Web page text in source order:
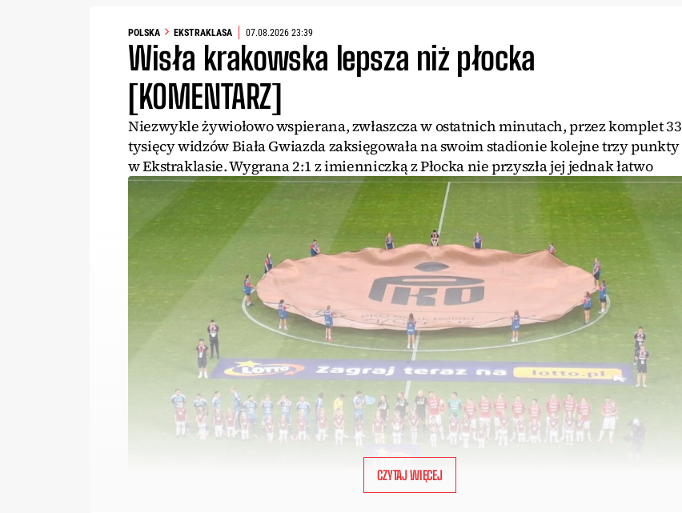
POLSKA EKSTRAKLASA 07.08.2026 23:39
Wisła krakowska lepsza niż płocka
[KOMENTARZ]
Niezwykle żywiołowo wspierana, zwłaszcza w ostatnich minutach, przez komplet 33
tysięcy widzów Biała Gwiazda zaksięgowała na swoim stadionie kolejne trzy punkty
w Ekstraklasie. Wygrana 2:1 z imienniczką z Płocka nie przyszła jej jednak łatwo
CZYTAJ WIĘCEJ